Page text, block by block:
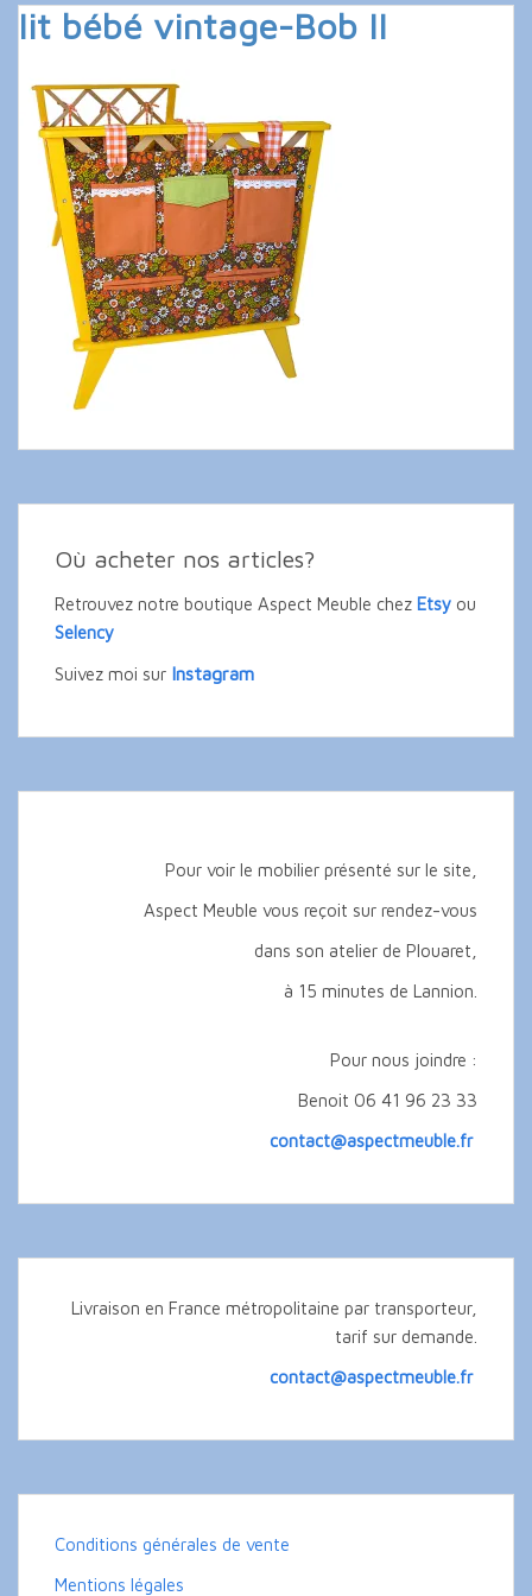
lit bébé vintage-Bob II
Où acheter nos articles?
Retrouvez notre boutique Aspect Meuble chez Etsy ou
Selency
Suivez moi sur Instagram
Pour voir le mobilier présenté sur le site,
Aspect Meuble vous reçoit sur rendez-vous
dans son atelier de Plouaret,
à 15 minutes de Lannion.
Pour nous joindre :
Benoit 06 41 96 23 33
contact@aspectmeuble.fr
Livraison en France métropolitaine par transporteur,
tarif sur demande.
contact@aspectmeuble.fr
Conditions générales de vente
Mentions légales